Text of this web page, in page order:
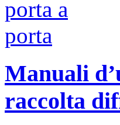
Manuali
raccolta